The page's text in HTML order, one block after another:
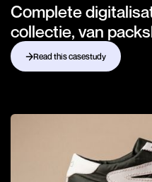
Complete
collectie, van
Read this casestudy